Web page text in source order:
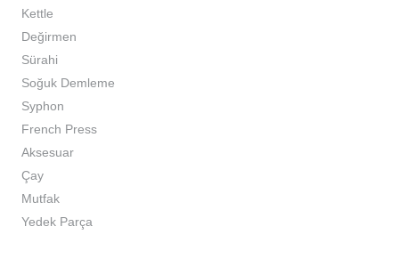
Kettle
Değirmen
Sürahi
Soğuk Demleme
Syphon
French Press
Aksesuar
Çay
Mutfak
Yedek Parça